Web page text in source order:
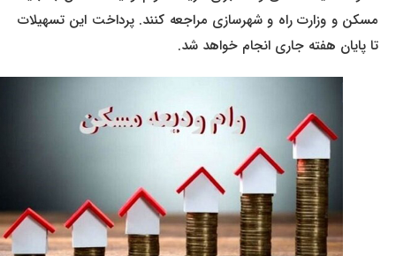
مسکن و وزارت راه و شهرسازی مراجعه کنند. پرداخت این تسهیلات
تا پایان هفته جاری انجام خواهد شد.